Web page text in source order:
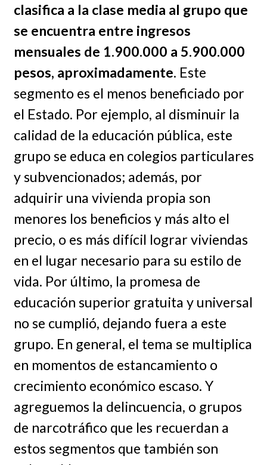
clasifica a la clase media al grupo que
se encuentra entre ingresos
mensuales de 1.900.000 a 5.900.000
pesos, aproximadamente. Este
segmento es el menos beneficiado por
el Estado. Por ejemplo, al disminuir la
calidad de la educación pública, este
grupo se educa en colegios particulares
y subvencionados; además, por
adquirir una vivienda propia son
menores los beneficios y más alto el
precio, o es más difícil lograr viviendas
en el lugar necesario para su estilo de
vida. Por último, la promesa de
educación superior gratuita y universal
no se cumplió, dejando fuera a este
grupo. En general, el tema se multiplica
en momentos de estancamiento o
crecimiento económico escaso. Y
agreguemos la delincuencia, o grupos
de narcotráfico que les recuerdan a
estos segmentos que también son